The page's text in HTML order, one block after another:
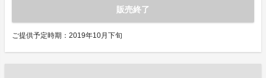
販売終了
ご提供予定時期：2019年10月下旬